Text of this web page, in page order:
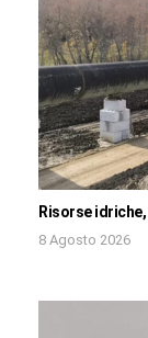
Risorse
8 Agosto 2026